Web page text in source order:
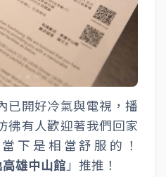
已開好冷氣與電視，播
彿有人歡迎著我們回家
下是相當舒服的！
雄中山館」推推！